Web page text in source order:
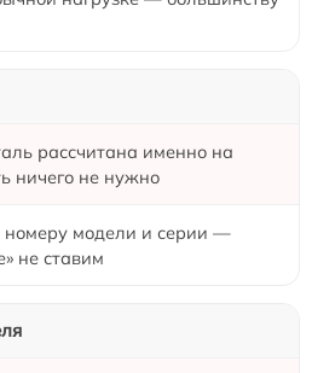
рассчитана именно на
ничего не нужно
модели и серии —
не ставим